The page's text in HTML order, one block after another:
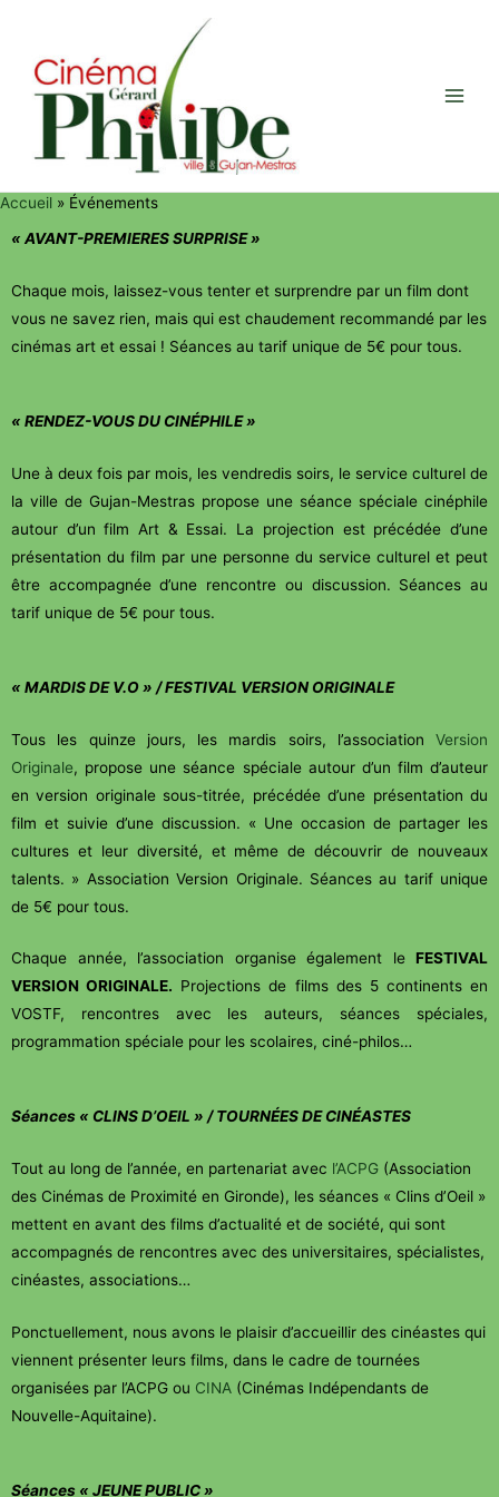
Accueil
Événements
« AVANT-PREMIERES SURPRISE »
Chaque mois, laissez-vous tenter et surprendre par un film dont
vous ne savez rien, mais qui est chaudement recommandé par les
cinémas art et essai ! Séances au tarif unique de 5€ pour tous.
« RENDEZ-VOUS DU CINÉPHILE »
Une à deux fois par mois, les vendredis soirs, le service culturel de
la ville de Gujan-Mestras propose une séance spéciale cinéphile
autour d’un film Art & Essai. La projection est précédée d’une
présentation du film par une personne du service culturel et peut
être accompagnée d’une rencontre ou discussion. Séances au
tarif unique de 5€ pour tous.
« MARDIS DE V.O » / FESTIVAL VERSION ORIGINALE
Tous les quinze jours, les mardis soirs, l’association Version
Originale, propose une séance spéciale autour d’un film d’auteur
en version originale sous-titrée, précédée d’une présentation du
film et suivie d’une discussion. « Une occasion de partager les
cultures et leur diversité, et même de découvrir de nouveaux
talents. » Association Version Originale. Séances au tarif unique
de 5€ pour tous.
Chaque année, l’association organise également le FESTIVAL
VERSION ORIGINALE. Projections de films des 5 continents en
VOSTF, rencontres avec les auteurs, séances spéciales,
programmation spéciale pour les scolaires, ciné-philos…
Séances « CLINS D’OEIL » / TOURNÉES DE CINÉASTES
Tout au long de l’année, en partenariat avec l’ACPG (Association
des Cinémas de Proximité en Gironde), les séances « Clins d’Oeil »
mettent en avant des films d’actualité et de société, qui sont
accompagnés de rencontres avec des universitaires, spécialistes,
cinéastes, associations…
Ponctuellement, nous avons le plaisir d’accueillir des cinéastes qui
viennent présenter leurs films, dans le cadre de tournées
organisées par l’ACPG ou CINA (Cinémas Indépendants de
Nouvelle-Aquitaine).
Séances « JEUNE PUBLIC »